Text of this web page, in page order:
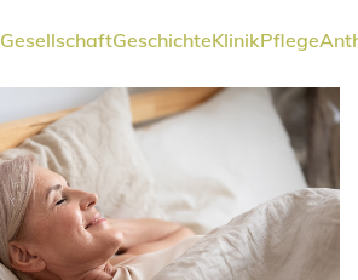
GesellschaftGeschichteKlinikPflege